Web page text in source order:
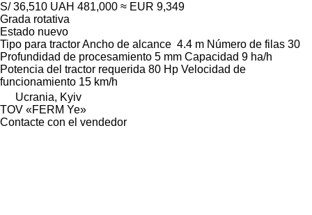
S/ 36,510 UAH 481,000 ≈ EUR 9,349
Grada rotativa
Estado nuevo
Tipo para tractorAncho de alcance 4.4 m Número de filas 30
Profundidad de procesamiento 5 mm Capacidad 9 ha/h
Potencia del tractor requerida 80 Hp Velocidad de
funcionamiento 15 km/h
Ucrania, Kyiv
TOV «FERM Ye»
Contacte con el vendedor